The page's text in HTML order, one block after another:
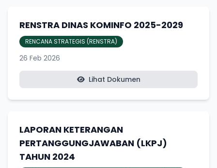
RENSTRA DINAS KOMINFO 2025-2029
RENCANA STRATEGIS (RENSTRA)
26 Feb 2026
Lihat Dokumen
LAPORAN KETERANGAN
PERTANGGUNGJAWABAN (LKPJ)
TAHUN 2024